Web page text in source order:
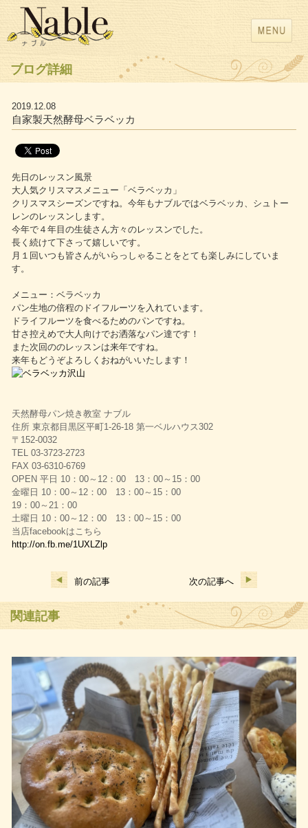
ブログ詳細
2019.12.08
自家製天然酵母ベラベッカ
先日のレッスン風景
大人気クリスマスメニュー「ベラベッカ」
クリスマスシーズンですね。今年もナブルではベラベッカ、シュトー
レンのレッスンします。
今年で４年目の生徒さん方々のレッスンでした。
長く続けて下さって嬉しいです。
月１回いつも皆さんがいらっしゃることをとても楽しみにしていま
す。
メニュー：ベラベッカ
パン生地の倍程のドイフルーツを入れています。
ドライフルーツを食べるためのパンですね。
甘さ控えめで大人向けでお洒落なパン達です！
また次回ののレッスンは来年ですね。
来年もどうぞよろしくおねがいいたします！
天然酵母パン焼き教室 ナブル
住所 東京都目黒区平町1-26-18 第一ベルハウス302
〒152-0032
TEL 03-3723-2723
FAX 03-6310-6769
OPEN 平日 10：00～12：00 13：00～15：00
金曜日 10：00～12：00 13：00～15：00
19：00～21：00
土曜日 10：00～12：00 13：00～15：00
当店facebookはこちら
http://on.fb.me/1UXLZlp
前の記事 次の記事へ
関連記事